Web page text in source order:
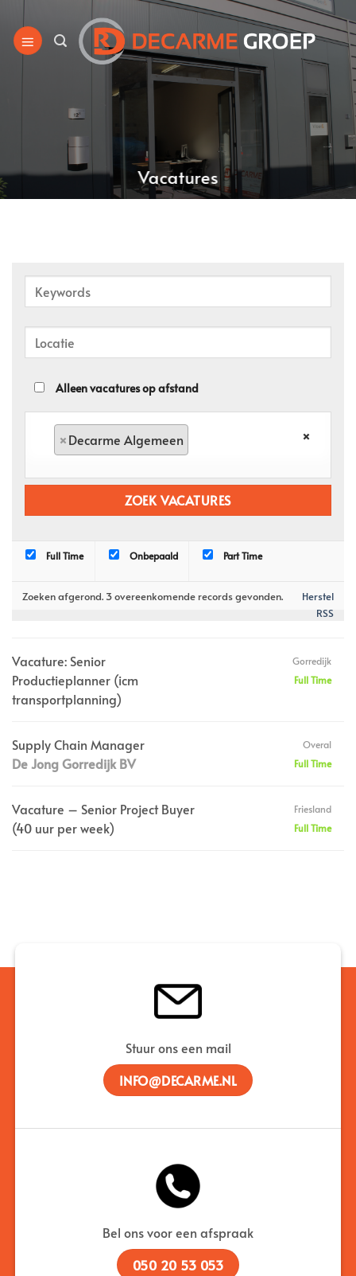
naar
inhoud
Vacatures
Alleen vacatures op afstand
×
×Decarme Algemeen
Full Time Onbepaald Part Time
Zoeken afgerond. 3 overeenkomende records gevonden.
Herstel
RSS
Vacature: Senior
Productieplanner (icm
transportplanning)
Gorredijk
Full Time
Supply Chain Manager
De Jong Gorredijk BV
Overal
Full Time
Vacature – Senior Project Buyer
(40 uur per week)
Friesland
Full Time
Stuur ons een mail
INFO@DECARME.NL
Bel ons voor een afspraak
050 20 53 053